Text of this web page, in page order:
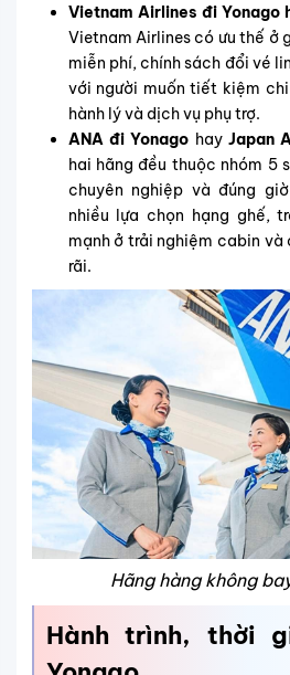
Vietnam Airlines đi Yonago
Vietnam Airlines có ưu thế ở
miễn phí, chính sách đổi vé
với người muốn tiết kiệm
hành lý và dịch vụ phụ trợ.
ANA đi Yonago hayJapan
hai hãng đều thuộc nhóm 5
chuyên nghiệp và đúng
nhiều lựa chọn hạng ghế,
mạnh ở trải nghiệm cabin và
rãi.
Hãng hàng không
Hành trình, thời